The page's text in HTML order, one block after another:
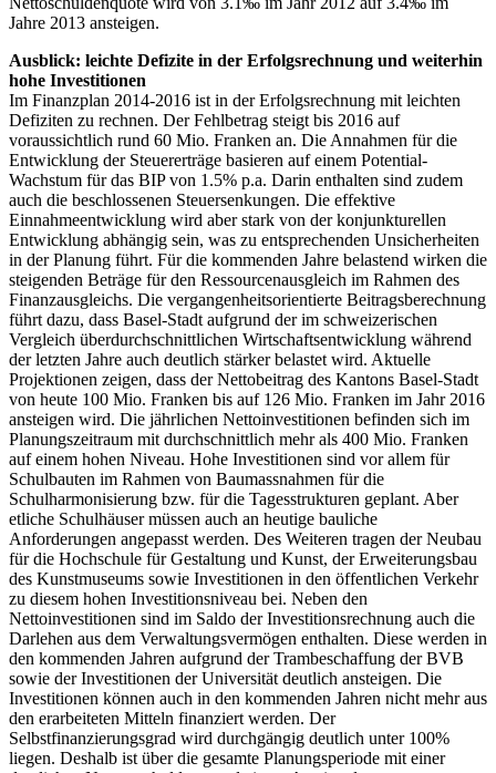
Jahre 2013 ansteigen.
Ausblick: leichte Defizite in der Erfolgsrechnung und weiterhin
hohe Investitionen
Im Finanzplan 2014-2016 ist in der Erfolgsrechnung mit leichten
Defiziten zu rechnen. Der Fehlbetrag steigt bis 2016 auf
voraussichtlich rund 60 Mio. Franken an. Die Annahmen für die
Entwicklung der Steuererträge basieren auf einem Potential-
Wachstum für das BIP von 1.5% p.a. Darin enthalten sind zudem
auch die beschlossenen Steuersenkungen. Die effektive
Einnahmeentwicklung wird aber stark von der konjunkturellen
Entwicklung abhängig sein, was zu entsprechenden Unsicherheiten
in der Planung führt. Für die kommenden Jahre belastend wirken die
steigenden Beträge für den Ressourcenausgleich im Rahmen des
Finanzausgleichs. Die vergangenheitsorientierte Beitragsberechnung
führt dazu, dass Basel-Stadt aufgrund der im schweizerischen
Vergleich überdurchschnittlichen Wirtschaftsentwicklung während
der letzten Jahre auch deutlich stärker belastet wird. Aktuelle
Projektionen zeigen, dass der Nettobeitrag des Kantons Basel-Stadt
von heute 100 Mio. Franken bis auf 126 Mio. Franken im Jahr 2016
ansteigen wird. Die jährlichen Nettoinvestitionen befinden sich im
Planungszeitraum mit durchschnittlich mehr als 400 Mio. Franken
auf einem hohen Niveau. Hohe Investitionen sind vor allem für
Schulbauten im Rahmen von Baumassnahmen für die
Schulharmonisierung bzw. für die Tagesstrukturen geplant. Aber
etliche Schulhäuser müssen auch an heutige bauliche
Anforderungen angepasst werden. Des Weiteren tragen der Neubau
für die Hochschule für Gestaltung und Kunst, der Erweiterungsbau
des Kunstmuseums sowie Investitionen in den öffentlichen Verkehr
zu diesem hohen Investitionsniveau bei. Neben den
Nettoinvestitionen sind im Saldo der Investitionsrechnung auch die
Darlehen aus dem Verwaltungsvermögen enthalten. Diese werden in
den kommenden Jahren aufgrund der Trambeschaffung der BVB
sowie der Investitionen der Universität deutlich ansteigen. Die
Investitionen können auch in den kommenden Jahren nicht mehr aus
den erarbeiteten Mitteln finanziert werden. Der
Selbstfinanzierungsgrad wird durchgängig deutlich unter 100%
liegen. Deshalb ist über die gesamte Planungsperiode mit einer